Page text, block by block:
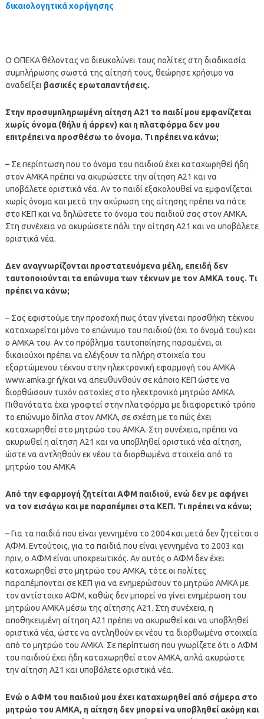
δικαιολογητικά χορήγησης
Ο ΟΠΕΚΑ θέλοντας να διευκολύνει τους πολίτες στη διαδικασία
συμπλήρωσης σωστά της αίτησή τους, θεώρησε χρήσιμο να
αναδείξει βασικές ερωταπαντήσεις.
Στην προσυμπληρωμένη αίτηση Α21 το παιδί μου εμφανίζεται
χωρίς όνομα (θήλυ ή άρρεν) και η πλατφόρμα δεν μου
επιτρέπει να προσθέσω το όνομα. Τι πρέπει να κάνω;
– Σε περίπτωση που το όνομα του παιδιού έχει καταχωρηθεί ήδη
στον ΑΜΚΑ πρέπει να ακυρώσετε την αίτηση Α21 και να
υποβάλετε οριστικά νέα. Αν το παιδί εξακολουθεί να εμφανίζεται
χωρίς όνομα και μετά την ακύρωση της αίτησης πρέπει να πάτε
στο ΚΕΠ και να δηλώσετε το όνομα του παιδιού σας στον ΑΜΚΑ.
Στη συνέχεια να ακυρώσετε πάλι την αίτηση Α21 και να υποβάλετε
οριστικά νέα.
Δεν αναγνωρίζονται προστατευόμενα μέλη, επειδή δεν
ταυτοποιούνται τα επώνυμα των τέκνων με τον ΑΜΚΑ τους. Τι
πρέπει να κάνω;
– Σας εφιστούμε την προσοχή πως όταν γίνεται προσθήκη τέκνου
καταχωρείται μόνο το επώνυμο του παιδιού (όχι το όνομά του) και
ο ΑΜΚΑ του. Αν το πρόβλημα ταυτοποίησης παραμένει, οι
δικαιούχοι πρέπει να ελέγξουν τα πλήρη στοιχεία του
εξαρτώμενου τέκνου στην ηλεκτρονική εφαρμογή του ΑΜΚΑ
www.amka.gr ή/και να απευθυνθούν σε κάποιο ΚΕΠ ώστε να
διορθώσουν τυχόν αστοχίες στο ηλεκτρονικό μητρώο ΑΜΚΑ.
Πιθανότατα έχει γραφτεί στην πλατφόρμα με διαφορετικό τρόπο
το επώνυμο δίπλα στον ΑΜΚΑ, σε σχέση με το πώς έχει
καταχωρηθεί στο μητρώο του ΑΜΚΑ. Στη συνέχεια, πρέπει να
ακυρωθεί η αίτηση Α21 και να υποβληθεί οριστικά νέα αίτηση,
ώστε να αντληθούν εκ νέου τα διορθωμένα στοιχεία από το
μητρώο του ΑΜΚΑ
Από την εφαρμογή ζητείται ΑΦΜ παιδιού, ενώ δεν με αφήνει
να τον εισάγω και με παραπέμπει στα ΚΕΠ. Τι πρέπει να κάνω;
– Για τα παιδιά που είναι γεννημένα το 2004 και μετά δεν ζητείται ο
ΑΦΜ. Εντούτοις, για τα παιδιά που είναι γεννημένα το 2003 και
πριν, ο ΑΦΜ είναι υποχρεωτικός. Αν αυτός ο ΑΦΜ δεν έχει
καταχωρηθεί στο μητρώο του ΑΜΚΑ, τότε οι πολίτες
παραπέμπονται σε ΚΕΠ για να ενημερώσουν το μητρώο ΑΜΚΑ με
τον αντίστοιχο ΑΦΜ, καθώς δεν μπορεί να γίνει ενημέρωση του
μητρώου ΑΜΚΑ μέσω της αίτησης Α21. Στη συνέχεια, η
αποθηκευμένη αίτηση Α21 πρέπει να ακυρωθεί και να υποβληθεί
οριστικά νέα, ώστε να αντληθούν εκ νέου τα διορθωμένα στοιχεία
από το μητρώο του ΑΜΚΑ. Σε περίπτωση που γνωρίζετε ότι ο ΑΦΜ
του παιδιού έχει ήδη καταχωρηθεί στον ΑΜΚΑ, απλά ακυρώστε
την αίτηση Α21 και υποβάλετε οριστικά νέα.
Ενώ ο ΑΦΜ του παιδιού μου έχει καταχωρηθεί από σήμερα στο
μητρώο του ΑΜΚΑ, η αίτηση δεν μπορεί να υποβληθεί ακόμη και